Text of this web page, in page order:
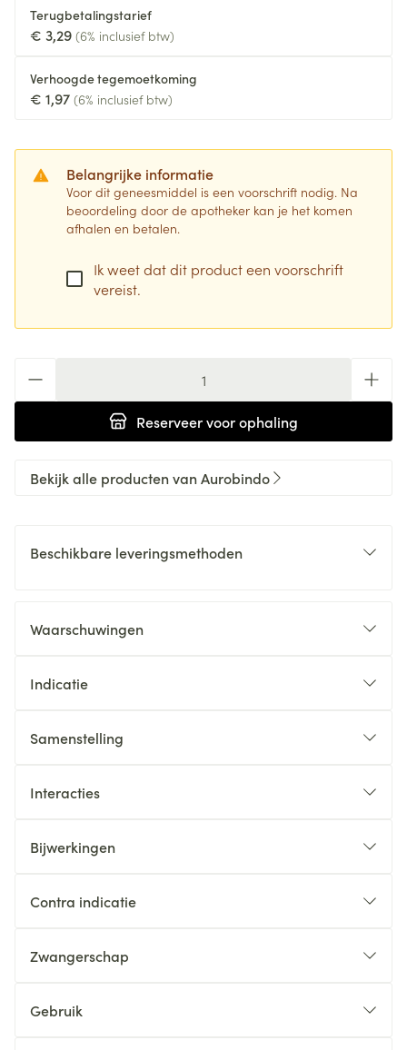
Terugbetalingstarief
€ 3,29 (6% inclusief btw)
Verhoogde tegemoetkoming
€ 1,97 (6% inclusief btw)
Belangrijke informatie
Voor dit geneesmiddel is een voorschrift nodig. Na
beoordeling door de apotheker kan je het komen
afhalen en betalen.
Ik weet dat dit product een voorschrift
vereist.
Reserveervoor ophaling
Bekijk alle producten van Aurobindo
Beschikbare leveringsmethoden
Waarschuwingen
Indicatie
Samenstelling
Interacties
Bijwerkingen
Contra indicatie
Zwangerschap
Gebruik